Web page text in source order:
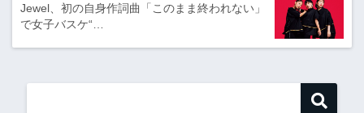
Jewel、初の自身作詞曲「このまま終われない」
で女子バスケ“…